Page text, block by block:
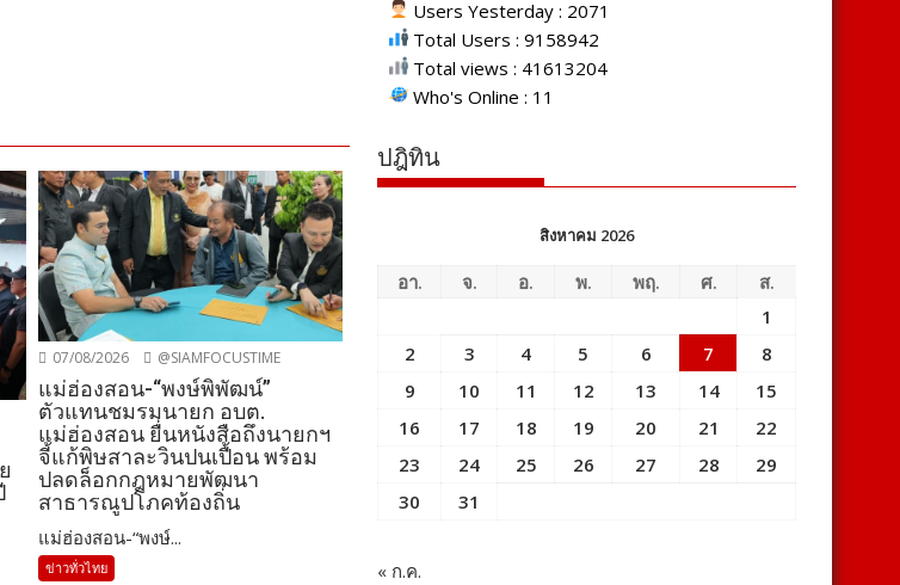
07/08/2026 @SIAMFOCUSTIME
แม่ฮ่องสอน-“พงษ์พิพัฒน์”
ตัวแทนชมรมนายก อบต.
แม่ฮ่องสอน ยื่นหนังสือถึงนายกฯ
จี้แก้พิษสาละวินปนเปื้อน พร้อม
ปลดล็อกกฎหมายพัฒนา
สาธารณูปโภคท้องถิ่น
แม่ฮ่องสอน-“พงษ์...
ข่าวทั่วไทย
Users Yesterday : 2071
Total Users : 9158942
Total views : 41613204
Who's Online : 11
ปฎิทิน
สิงหาคม 2026
อา. จ. อ. พ. พฤ. ศ.
ส.
1
2
3 4 5 6 7
8
9
10 11 12 13 14
15
16
17 18 19 20 21
22
23
24 25 26 27 28
29
30
31
« ก.ค.